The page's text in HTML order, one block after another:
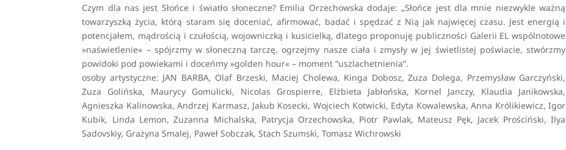
Czym dla nas jest Słońce i światło słoneczne? Emilia Orzechowska dodaje: „Słońce jest dla mnie niezwykle ważną
towarzyszką życia, którą staram się doceniać, afirmować, badać i spędzać z Nią jak najwięcej czasu. Jest energią i
potencjałem, mądrością i czułością, wojowniczką i kusicielką, dlatego proponuję publiczności Galerii EL wspólnotowe
»naświetlenie« – spójrzmy w słoneczną tarczę, ogrzejmy nasze ciała i zmysły w jej świetlistej poświacie, stwórzmy
powidoki pod powiekami i doceńmy »golden hour« – moment “uszlachetnienia”.
osoby artystyczne: JAN BARBA, Olaf Brzeski, Maciej Cholewa, Kinga Dobosz, Zuza Dolega, Przemysław Garczyński,
Zuza Golińska, Maurycy Gomulicki, Nicolas Grospierre, Elżbieta Jabłońska, Kornel Janczy, Klaudia Janikowska,
Agnieszka Kalinowska, Andrzej Karmasz, Jakub Kosecki, Wojciech Kotwicki, Edyta Kowalewska, Anna Królikiewicz, Igor
Kubik, Linda Lemon, Zuzanna Michalska, Patrycja Orzechowska, Piotr Pawlak, Mateusz Pęk, Jacek Prościński, Ilya
Sadovskiy, Grażyna Smalej, Paweł Sobczak, Stach Szumski, Tomasz Wichrowski